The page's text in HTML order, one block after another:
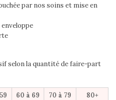
par nos soins et mise en
enveloppe
selon la quantité de faire-part
60 à 69 70 à 79
80+